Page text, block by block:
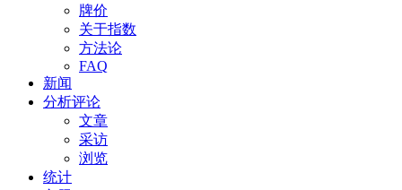
牌价
关于指数
方法论
FAQ
新闻
分析评论
文章
采访
浏览
统计